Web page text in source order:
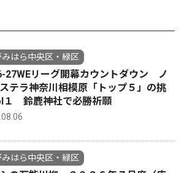
みはら中央区・緑区
27WEリーグ開幕カウントダウン ノ
テラ神奈川相模原「トップ５」の挑
１ 鈴鹿神社で必勝祈願
みはら中央区・緑区